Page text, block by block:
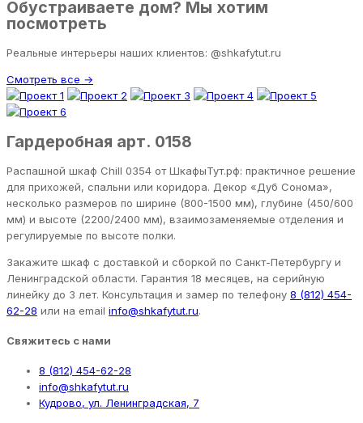
Обустраиваете дом? Мы хотим
посмотреть
Реальные интерьеры наших клиентов: @shkafytut.ru
Смотреть все →
Гардеробная арт. 0158
Распашной шкаф Chill 0354 от ШкафыТут.рф: практичное решение
для прихожей, спальни или коридора. Декор «Дуб Сонома»,
несколько размеров по ширине (800-1500 мм), глубине (450/600
мм) и высоте (2200/2400 мм), взаимозаменяемые отделения и
регулируемые по высоте полки.
Закажите шкаф с доставкой и сборкой по Санкт-Петербургу и
Ленинградской области. Гарантия 18 месяцев, на серийную
линейку до 3 лет. Консультация и замер по телефону 8 (812) 454-
62-28 или на email info@shkafytut.ru.
Свяжитесь с нами
8 (812) 454-62-28
info@shkafytut.ru
Кудрово, ул. Ленинградская, 7